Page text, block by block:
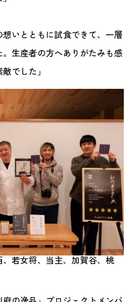
想いとともに試食できて、一層
生産者の方へありがたみも感
でした」
若女将、当主、加賀谷、桃